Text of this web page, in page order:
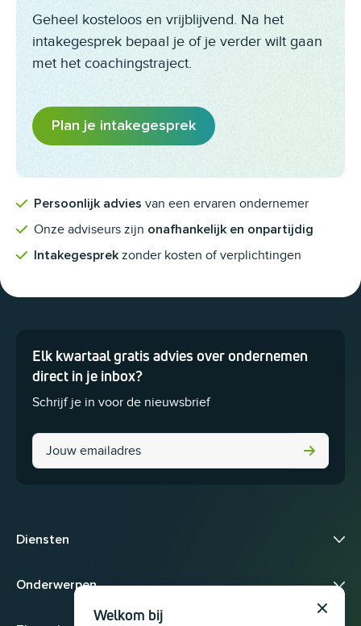
Geheel kosteloos en vrijblijvend. Na het
intakegesprek bepaal je of je verder wilt gaan
met het coachingstraject.
Plan je intakegesprek
Persoonlijk advies van een ervaren ondernemer
Onze adviseurs zijn onafhankelijk en onpartijdig
Intakegesprek zonder kosten of verplichtingen
Elk kwartaal gratis advies over ondernemen
direct in je inbox?
Schrijf je in voor de nieuwsbrief
Dit veld is bedoeld voor validatiedoeleinden en moet niet worden
Diensten
Onderwerpen
Welkom bij Sluit